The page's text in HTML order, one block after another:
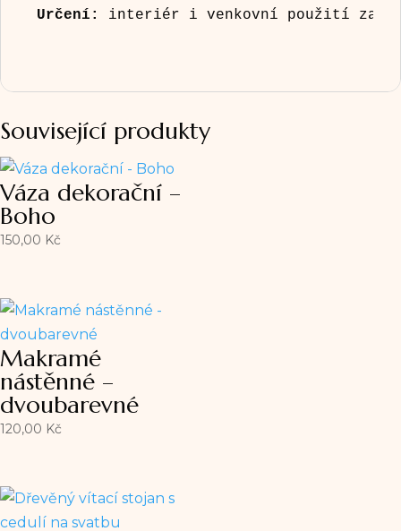
Určení:
interiér i venkovní použití za
Související produkty
Váza dekorační –
Boho
150,00 Kč
Makramé
nástěnné –
dvoubarevné
120,00 Kč